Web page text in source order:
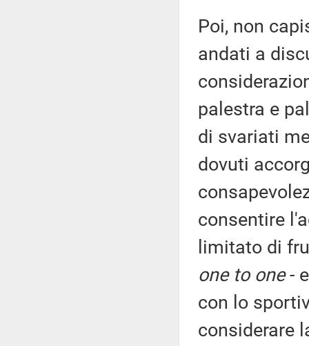
Poi, non
andati a
palestra e
di svariati
dovuti
consentire
limitato di
one to one-
con lo
considerare